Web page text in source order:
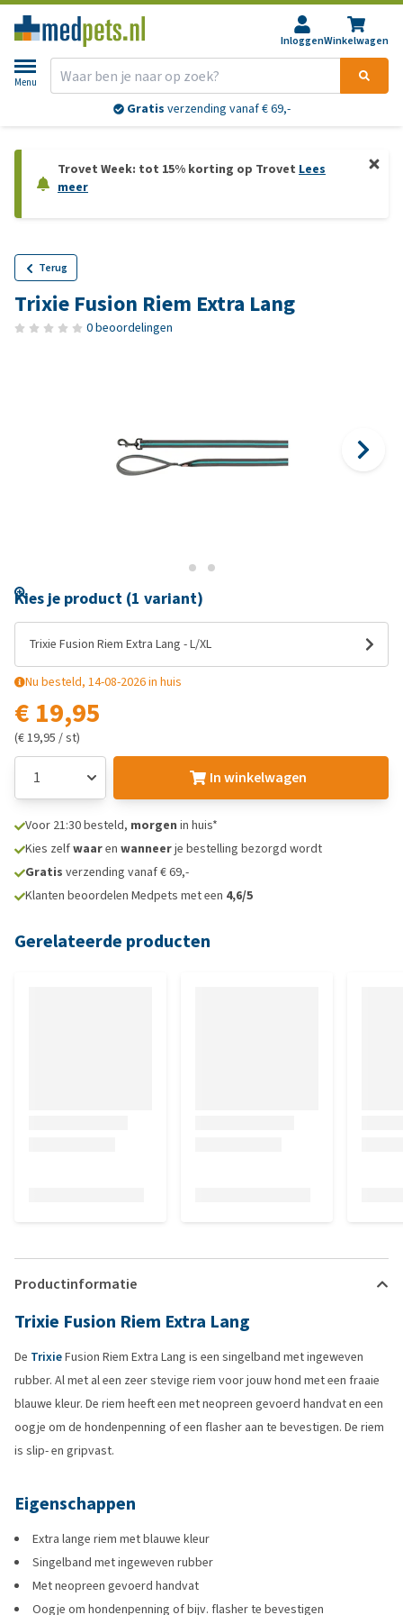
InloggenWinkelwagen
Menu
Gratis verzending vanaf € 69,-
Trovet Week: tot 15% korting op Trovet Lees
meer
Terug
Trixie Fusion Riem Extra Lang
0 beoordelingen
Kies je product (1 variant)
Trixie Fusion Riem Extra Lang - L/XL
Nu besteld, 14-08-2026 in huis
€ 19,95
(€ 19,95 / st)
In winkelwagen
Voor 21:30 besteld, morgen in huis*
Kies zelfwaaren wanneerje bestelling bezorgd wordt
Gratis verzending vanaf € 69,-
Klanten beoordelen Medpets met een 4,6/5
Gerelateerde producten
Productinformatie
Trixie Fusion Riem Extra Lang
De TrixieFusion Riem Extra Lang is een singelband met ingeweven
rubber. Al met al een zeer stevige riem voor jouw hond met een fraaie
blauwe kleur. De riem heeft een met neopreen gevoerd handvat en een
oogje om de hondenpenning of een flasher aan te bevestigen. De riem
is slip- en gripvast.
Eigenschappen
Extra lange riem met blauwe kleur
Singelband met ingeweven rubber
Met neopreen gevoerd handvat
Oogje om hondenpenning of bijv. flasher te bevestigen